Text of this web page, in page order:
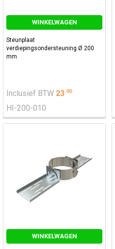
WINKELWAGEN
Steunplaat
verdiepingsondersteuning Ø 200
mm
Inclusief BTW 23.90
HI-200-010
WINKELWAGEN